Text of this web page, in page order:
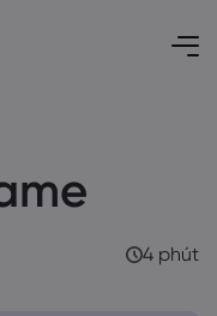
4 phút